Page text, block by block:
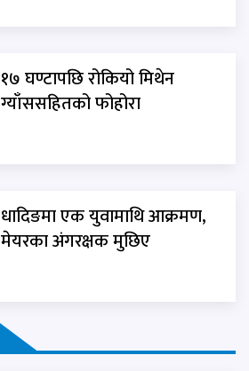
१७ घण्टापछि रोकियो मिथेन
ग्याँससहितको फोहोरा
धादिङमा एक युवामाथि आक्रमण,
मेयरका अंगरक्षक मुछिए